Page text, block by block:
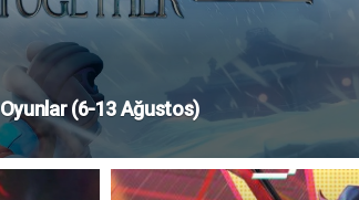
(6-13 Ağustos)